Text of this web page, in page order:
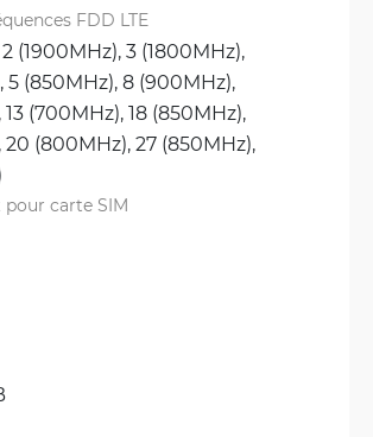
FDD LTE
2 (1900MHz), 3 (1800MHz),
5 (850MHz), 8 (900MHz),
13 (700MHz), 18 (850MHz),
20 (800MHz), 27 (850MHz),
carte SIM